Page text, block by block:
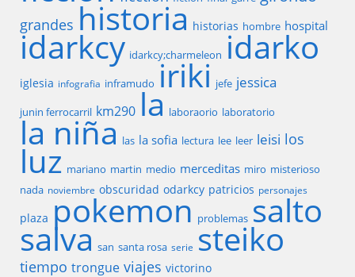
grandes historia historias hombre hospital
idarkcy idarkcy;charmeleon idarko
iglesia infografia inframudo iriki jefe jessica
junin ferrocarril km290 la laboraorio laboratorio
la niña las la sofia lectura lee leer leisi los
luz mariano martin medio merceditas miro misterioso
nada noviembre obscuridad odarkcy patricios personajes
plaza pokemon problemas salto
salva san santa rosa serie steiko
tiempo trongue viajes victorino